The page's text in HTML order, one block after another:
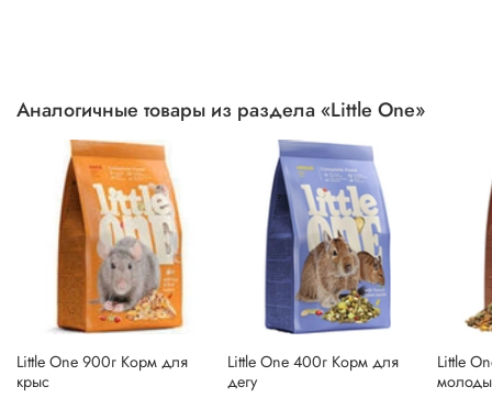
Аналогичные товары из раздела «Little One»
Little One 900г Корм для
крыс
Little One 400г Корм для
дегу
Little